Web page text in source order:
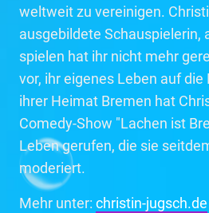
weltweit zu vereinigen.
ausgebildete Schauspielerin,
spielen hat ihr nicht mehr
vor, ihr eigenes Leben auf die
ihrer Heimat Bremen hat
Comedy-Show "Lachen ist
Leben gerufen, die sie
moderiert.
Mehr unter: christin-jugsch.de